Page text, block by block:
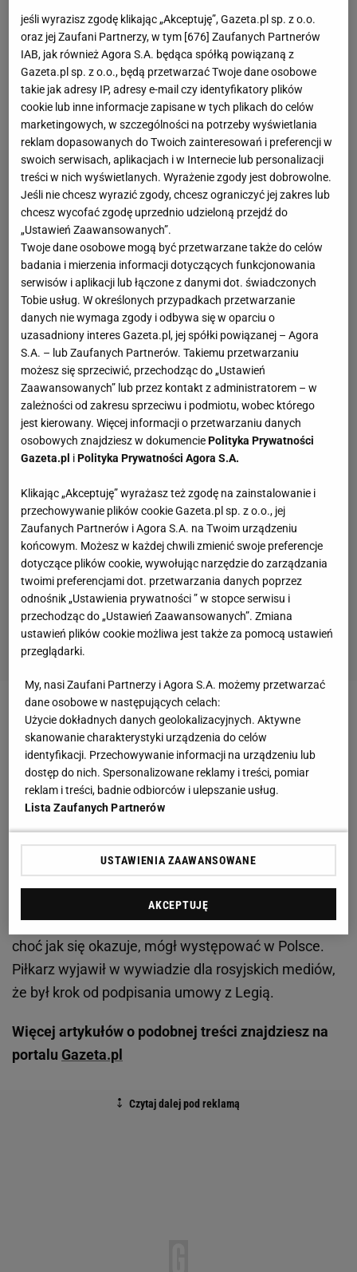
Legia Warszawapo nieudanym sezonie 2021/22
latem szukała wzmocnień, aby nie powtórzyły się
kolejne tak fatalne rozgrywki. Jednym z graczy, który
miał trafić do stolicy był Joel Fameyeh, który
ostatecznie wybrał ofertęRubina Kazań.
Zobacz wideoOd lat 90. zarobki piłkarzy w Wielkiej
Brytanii wzrosły 1500 proc. Jak to możliwe?
Joel Fameyeh był o krok od Legii Warszawa.
Wybrał jednak Rubin Kazań
ReprezentantGhanyw ubiegłym sezonie
występował w barwach FK Orenburg, do którego
trafił w 2019 roku. Od nowego sezonu będzie grał w
spadkowiczu z rosyjskiej ekstraklasyRubinie Kazań
choć jak się okazuje, mógł występować w Polsce.
Piłkarz wyjawił w wywiadzie dla rosyjskich mediów,
że był krok od podpisania umowy z Legią.
Więcej artykułów o podobnej treści znajdziesz na
portalu Gazeta.pl
jeśli wyrazisz zgodę klikając „Akceptuję”, Gazeta.pl sp. z o.o.
oraz jej Zaufani Partnerzy, w tym [676] Zaufanych Partnerów
IAB, jak również Agora S.A. będąca spółką powiązaną z
Gazeta.pl sp. z o.o., będą przetwarzać Twoje dane osobowe
takie jak adresy IP, adresy e-mail czy identyfikatory plików
cookie lub inne informacje zapisane w tych plikach do celów
marketingowych, w szczególności na potrzeby wyświetlania
reklam dopasowanych do Twoich zainteresowań i preferencji w
swoich serwisach, aplikacjach i w Internecie lub personalizacji
treści w nich wyświetlanych. Wyrażenie zgody jest dobrowolne.
Jeśli nie chcesz wyrazić zgody, chcesz ograniczyć jej zakres lub
chcesz wycofać zgodę uprzednio udzieloną przejdź do
„Ustawień Zaawansowanych”.
Twoje dane osobowe mogą być przetwarzane także do celów
badania i mierzenia informacji dotyczących funkcjonowania
serwisów i aplikacji lub łączone z danymi dot. świadczonych
Tobie usług. W określonych przypadkach przetwarzanie
danych nie wymaga zgody i odbywa się w oparciu o
uzasadniony interes Gazeta.pl, jej spółki powiązanej – Agora
S.A. – lub Zaufanych Partnerów. Takiemu przetwarzaniu
możesz się sprzeciwić, przechodząc do „Ustawień
Zaawansowanych” lub przez kontakt z administratorem – w
zależności od zakresu sprzeciwu i podmiotu, wobec którego
jest kierowany. Więcej informacji o przetwarzaniu danych
osobowych znajdziesz w dokumenciePolityka Prywatności
Gazeta.pl iPolityka Prywatności Agora S.A.
Klikając „Akceptuję” wyrażasz też zgodę na zainstalowanie i
przechowywanie plików cookie Gazeta.pl sp. z o.o., jej
Zaufanych Partnerów i Agora S.A. na Twoim urządzeniu
końcowym. Możesz w każdej chwili zmienić swoje preferencje
dotyczące plików cookie, wywołując narzędzie do zarządzania
twoimi preferencjami dot. przetwarzania danych poprzez
odnośnik „Ustawienia prywatności ” w stopce serwisu i
przechodząc do „Ustawień Zaawansowanych”. Zmiana
ustawień plików cookie możliwa jest także za pomocą ustawień
przeglądarki.
My, nasi Zaufani Partnerzy i Agora S.A. możemy przetwarzać
dane osobowe w następujących celach:
Użycie dokładnych danych geolokalizacyjnych. Aktywne
skanowanie charakterystyki urządzenia do celów
identyfikacji. Przechowywanie informacji na urządzeniu lub
dostęp do nich. Spersonalizowane reklamy i treści, pomiar
reklam i treści, badnie odbiorców i ulepszanie usług.
Lista Zaufanych Partnerów
USTAWIENIA ZAAWANSOWANE
AKCEPTUJĘ